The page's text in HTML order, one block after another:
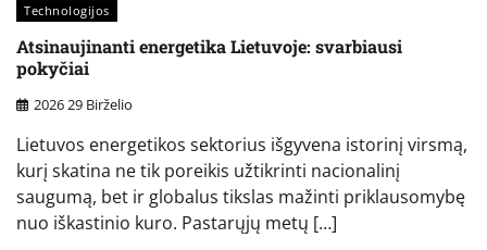
Technologijos
Atsinaujinanti energetika Lietuvoje: svarbiausi
pokyčiai
2026 29 Birželio
Lietuvos energetikos sektorius išgyvena istorinį virsmą,
kurį skatina ne tik poreikis užtikrinti nacionalinį
saugumą, bet ir globalus tikslas mažinti priklausomybę
nuo iškastinio kuro. Pastarųjų metų […]